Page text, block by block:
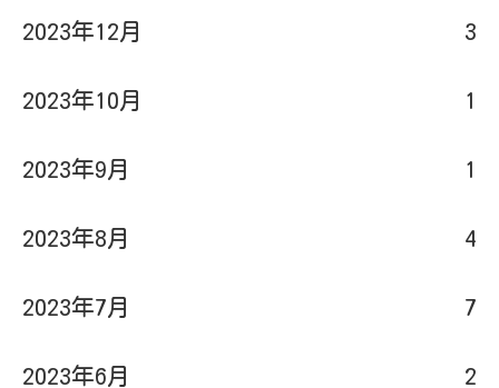
2023年12月 3
2023年10月 1
2023年9月 1
2023年8月 4
2023年7月 7
2023年6月 2